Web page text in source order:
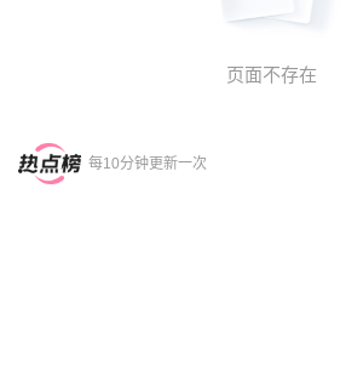
页面不存在
每10分钟更新一次